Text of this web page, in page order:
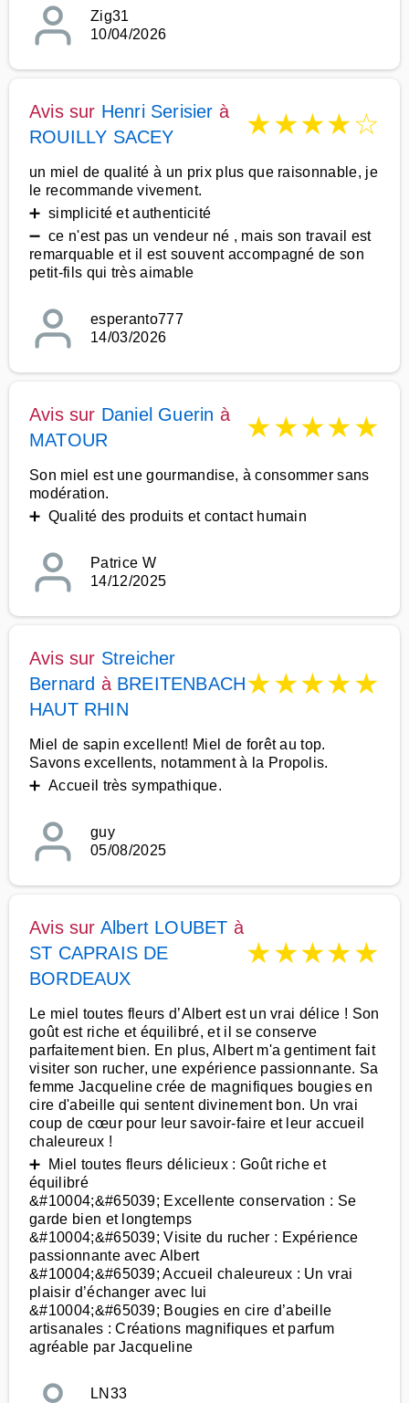
Zig31
10/04/2026
Avis sur Henri Serisier à
ROUILLY SACEY
★★★★☆
un miel de qualité à un prix plus que raisonnable, je
le recommande vivement.
➕ simplicité et authenticité
➖ ce n'est pas un vendeur né , mais son travail est
remarquable et il est souvent accompagné de son
petit-fils qui très aimable
esperanto777
14/03/2026
Avis sur Daniel Guerin à
MATOUR
★★★★★
Son miel est une gourmandise, à consommer sans
modération.
➕ Qualité des produits et contact humain
Patrice W
14/12/2025
Avis sur Streicher
Bernard à BREITENBACH
HAUT RHIN
★★★★★
Miel de sapin excellent! Miel de forêt au top.
Savons excellents, notamment à la Propolis.
➕ Accueil très sympathique.
guy
05/08/2025
Avis sur Albert LOUBET à
ST CAPRAIS DE
BORDEAUX
★★★★★
Le miel toutes fleurs d’Albert est un vrai délice ! Son
goût est riche et équilibré, et il se conserve
parfaitement bien. En plus, Albert m'a gentiment fait
visiter son rucher, une expérience passionnante. Sa
femme Jacqueline crée de magnifiques bougies en
cire d'abeille qui sentent divinement bon. Un vrai
coup de cœur pour leur savoir-faire et leur accueil
chaleureux !
➕ Miel toutes fleurs délicieux : Goût riche et
équilibré
&#10004;&#65039; Excellente conservation : Se
garde bien et longtemps
&#10004;&#65039; Visite du rucher : Expérience
passionnante avec Albert
&#10004;&#65039; Accueil chaleureux : Un vrai
plaisir d’échanger avec lui
&#10004;&#65039; Bougies en cire d’abeille
artisanales : Créations magnifiques et parfum
agréable par Jacqueline
LN33